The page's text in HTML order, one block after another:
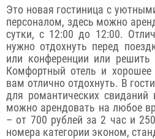
Это новая гостиница с
персоналом, здесь можно
сутки, с 12:00 до 12:00.
нужно отдохнуть перед
или конференции или
Комфортный отель и
вам отлично отдохнуть. В
для романтических
можно арендовать на любое
– от 700 рублей за 2 час и
номера категории эконом,